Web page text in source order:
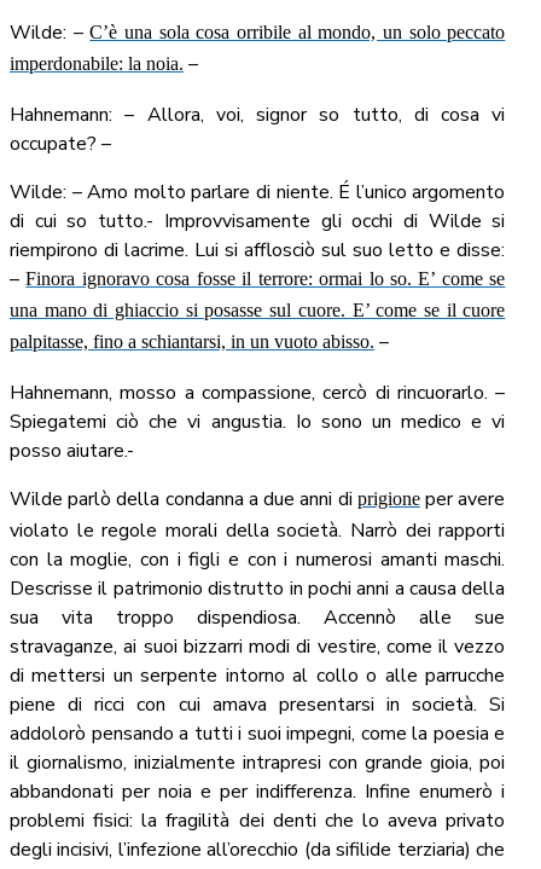
Wilde: –C’è una sola cosa orribile al mondo, un solo peccato
imperdonabile: la noia. –
Hahnemann: – Allora, voi, signor so tutto, di cosa vi
occupate? –
Wilde: – Amo molto parlare di niente. É l’unico argomento
di cui so tutto.- Improvvisamente gli occhi di Wilde si
riempirono di lacrime. Lui si afflosciò sul suo letto e disse:
–Finora ignoravo cosa fosse il terrore: ormai lo so. E’ come se
una mano di ghiaccio si posasse sul cuore. E’ come se il cuore
palpitasse, fino a schiantarsi, in un vuoto abisso. –
Hahnemann, mosso a compassione, cercò di rincuorarlo. –
Spiegatemi ciò che vi angustia. Io sono un medico e vi
posso aiutare.-
Wilde parlò della condanna a due anni di prigioneper avere
violato le regole morali della società. Narrò dei rapporti
con la moglie, con i figli e con i numerosi amanti maschi.
Descrisse il patrimonio distrutto in pochi anni a causa della
sua vita troppo dispendiosa. Accennò alle sue
stravaganze, ai suoi bizzarri modi di vestire, come il vezzo
di mettersi un serpente intorno al collo o alle parrucche
piene di ricci con cui amava presentarsi in società. Si
addolorò pensando a tutti i suoi impegni, come la poesia e
il giornalismo, inizialmente intrapresi con grande gioia, poi
abbandonati per noia e per indifferenza. Infine enumerò i
problemi fisici: la fragilità dei denti che lo aveva privato
degli incisivi, l’infezione all’orecchio (da sifilide terziaria) che